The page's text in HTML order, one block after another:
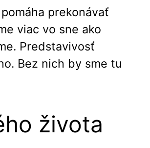
prekonávať
viac vo sne ako
Predstavivosť
Bez nich by sme tu
života